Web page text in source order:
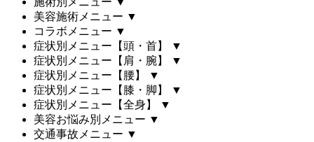
美容施術メニュー ▼
コラボメニュー ▼
症状別メニュー【頭・首】
▼
症状別メニュー【肩・腕】
▼
症状別メニュー【腰】
▼
症状別メニュー【膝・脚】
▼
症状別メニュー【全身】
▼
美容お悩み別メニュー ▼
交通事故メニュー ▼